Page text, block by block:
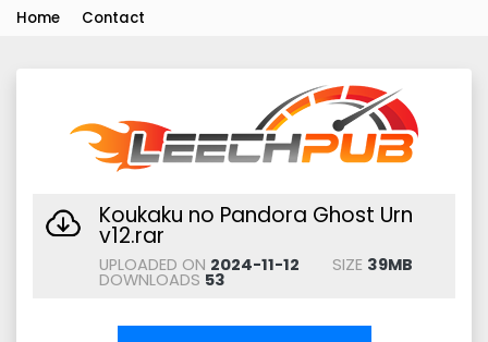
Home Contact
Koukaku no Pandora Ghost Urn
v12.rar
UPLOADED ON 2024-11-12 SIZE 39MB
DOWNLOADS 53